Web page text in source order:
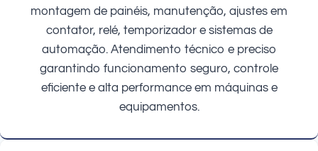
montagem de painéis, manutenção, ajustes em
contator, relé, temporizador e sistemas de
automação. Atendimento técnico e preciso
garantindo funcionamento seguro, controle
eficiente e alta performance em máquinas e
equipamentos.